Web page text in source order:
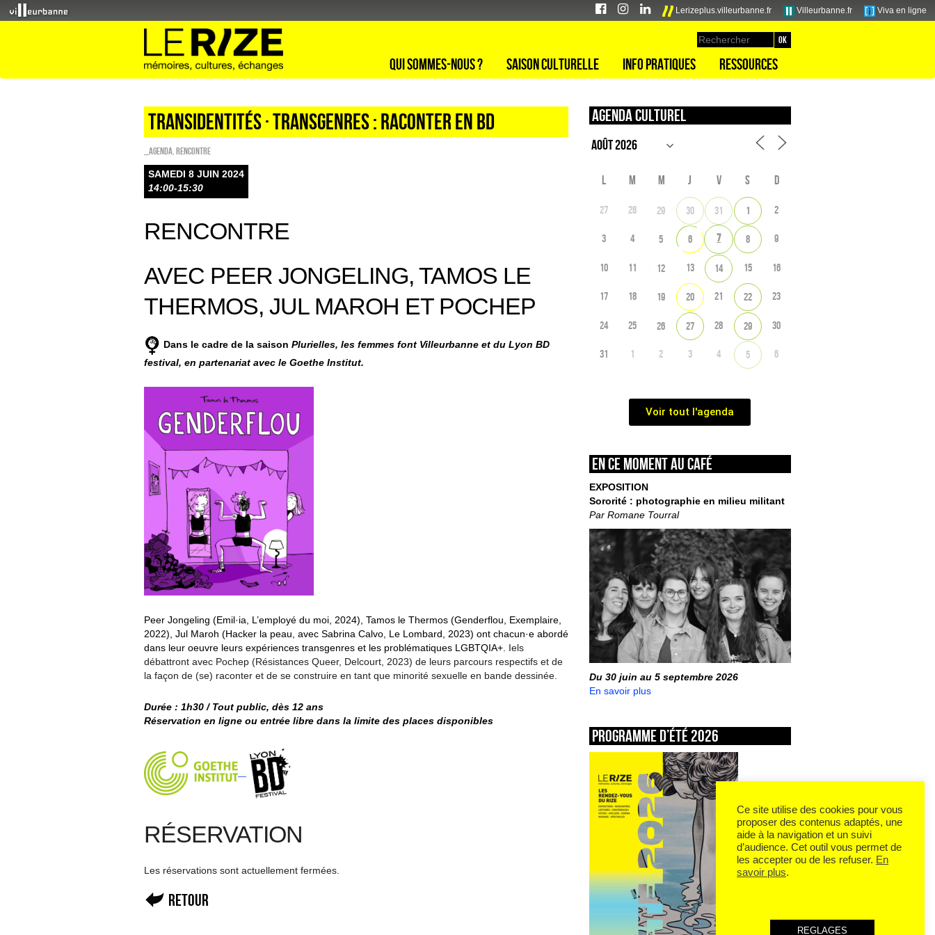
Lerizeplus.villeurbanne.fr Villeurbanne.fr Viva en ligne
Qui sommes-nous ? Saison culturelle Info pratiques Ressources
TRANSIDENTITÉS · TRANSGENRES : RACONTER EN BD
_Agenda Rencontre
SAMEDI 8 JUIN 2024
14:00-15:30
RENCONTRE
AVEC PEER JONGELING, TAMOS LE
THERMOS, JUL MAROH ET POCHEP
Dans le cadre de la saison Plurielles, les femmes font Villeurbanne et du Lyon BD
festival, en partenariat avec le Goethe Institut.
Peer Jongeling (Emil·ia, L’employé du moi, 2024), Tamos le Thermos (Genderflou, Exemplaire,
2022), Jul Maroh (Hacker la peau, avec Sabrina Calvo, Le Lombard, 2023) ont chacun·e abordé
dans leur oeuvre leurs expériences transgenres et les problématiques LGBTQIA+. Iels
débattront avec Pochep (Résistances Queer, Delcourt, 2023) de leurs parcours respectifs et de
la façon de (se) raconter et de se construire en tant que minorité sexuelle en bande dessinée.
Durée : 1h30 / Tout public, dès 12 ans
Réservation en ligne ou entrée libre dans la limite des places disponibles
RÉSERVATION
Les réservations sont actuellement fermées.
Retour
Agenda culturel
L M M J V S D
27 28 29 30 31 1 2
3 4 5 6 7 8 9
10 11 12 13 14 15 16
17 18 19 20 21 22 23
24 25 26 27 28 29 30
31 1 2 3 4 5 6
Voir tout l'agenda
En ce moment au café
EXPOSITION
Sororité : photographie en milieu militant
Par Romane Tourral
Du 30 juin au 5 septembre 2026
En savoir plus
Programme d’été 2026
Ce site utilise des cookies pour vous
proposer des contenus adaptés, une
aide à la navigation et un suivi
d’audience. Cet outil vous permet de
les accepter ou de les refuser. En
savoir plus.
REGLAGES